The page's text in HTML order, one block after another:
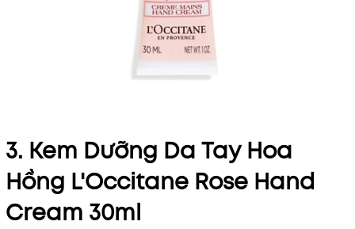
3. Kem Dưỡng Da Tay Hoa
Hồng L'Occitane Rose Hand
Cream 30ml